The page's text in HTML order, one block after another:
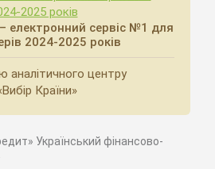
електронний сервіс №1 для
2024-2025 років
аналітичного центру
Країни»
Український фінансово-